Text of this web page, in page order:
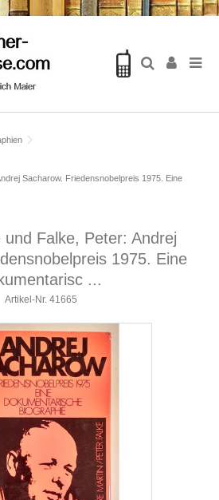
Sacharow. Friedensnobelpreis 1975. Eine
und Falke, Peter: Andrej
1975. Eine
...
Artikel-Nr. 41665